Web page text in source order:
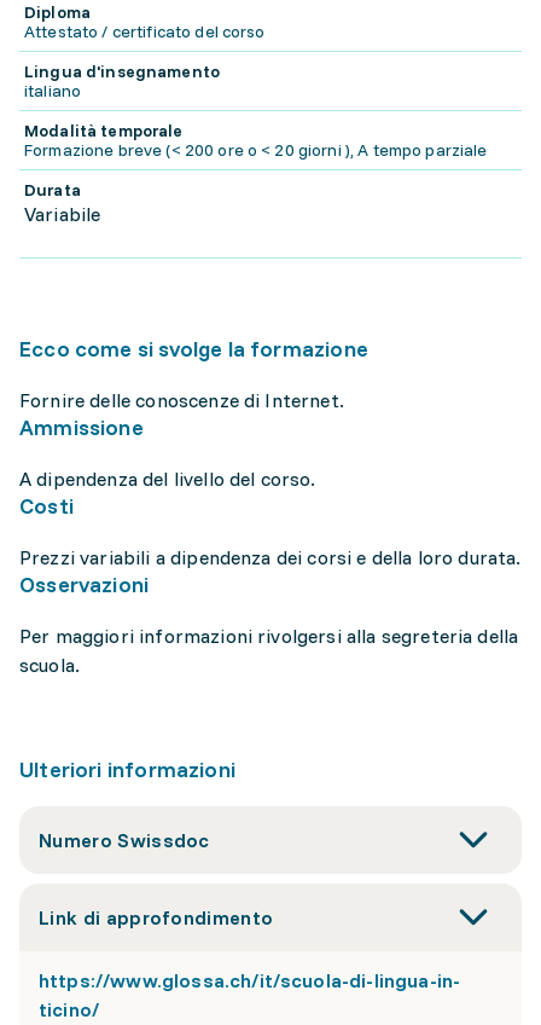
Diploma
Attestato / certificato del corso
Lingua d'insegnamento
italiano
Modalità temporale
Formazione breve (< 200 ore o < 20 giorni ), A tempo parziale
Durata
Variabile
Ecco come si svolge la formazione
Fornire delle conoscenze di Internet.
Ammissione
A dipendenza del livello del corso.
Costi
Prezzi variabili a dipendenza dei corsi e della loro durata.
Osservazioni
Per maggiori informazioni rivolgersi alla segreteria della
scuola.
Ulteriori informazioni
Numero Swissdoc
Link di approfondimento
https://www.glossa.ch/it/scuola-di-lingua-in-
ticino/